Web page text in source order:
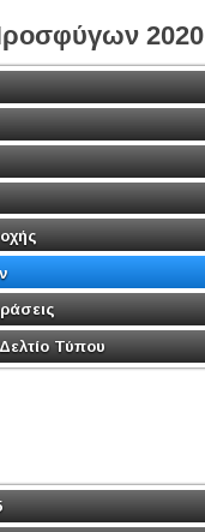
2020
Τύπου